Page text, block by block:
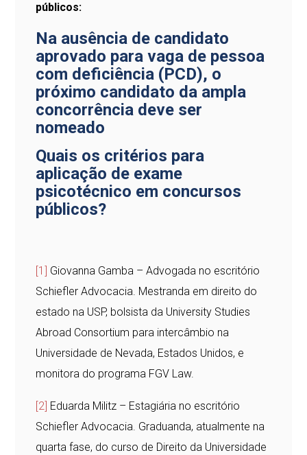
públicos:
Na ausência de candidato
aprovado para vaga de pessoa
com deficiência (PCD), o
próximo candidato da ampla
concorrência deve ser
nomeado
Quais os critérios para
aplicação de exame
psicotécnico em concursos
públicos?
[1]
Giovanna Gamba – Advogada no escritório
Schiefler Advocacia. Mestranda em direito do
estado na USP, bolsista da University Studies
Abroad Consortium para intercâmbio na
Universidade de Nevada, Estados Unidos, e
monitora do programa FGV Law.
[2] Eduarda Militz – Estagiária no escritório
Schiefler Advocacia. Graduanda, atualmente na
quarta fase, do curso de Direito da Universidade